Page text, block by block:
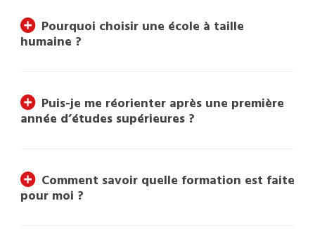
Pourquoi choisir une école à taille
humaine ?
Puis-je me réorienter après une première
année d’études supérieures ?
Comment savoir quelle formation est faite
pour moi ?